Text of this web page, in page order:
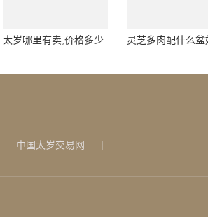
太岁哪里有卖,价格多少
灵芝多肉配什么盆
中国太岁交易网 |